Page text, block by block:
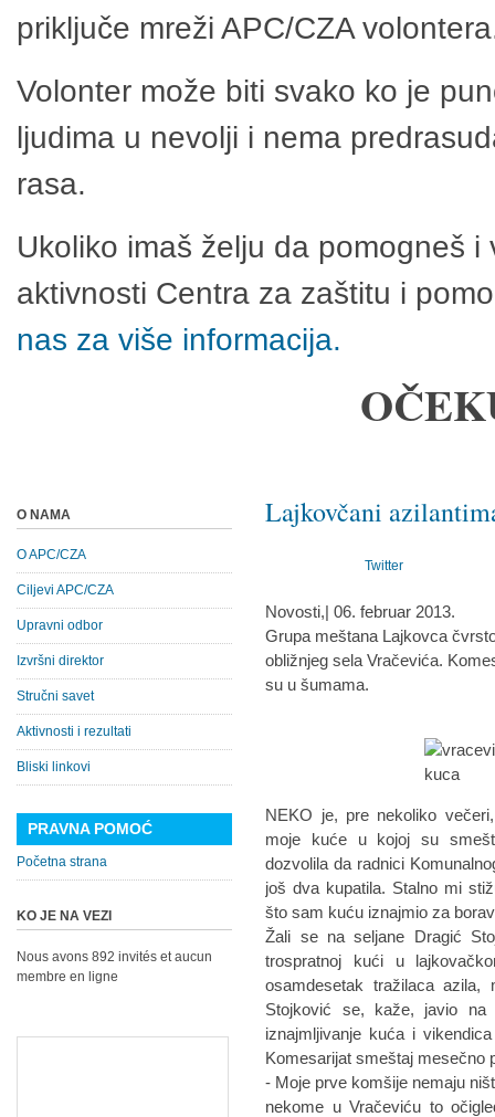
priključe mreži APC/CZA
Volonter može biti svako ko je
ljudima u nevolji i nema
rasa.
Ukoliko imaš želju da pomogneš
aktivnosti Centra za zaštitu i
nas za više informacija.
Lajkovčani
Twitter
Novosti,| 06. februar 2013.
Grupa meštana Lajkovca
obližnjeg sela Vračevića.
su u šumama.
NEKO je, pre nekoliko
moje kuće u kojoj su
dozvolila da radnici
još dva kupatila. Stalno mi
što sam kuću iznajmio za
Žali se na seljane Dragić
trospratnoj kući u
osamdesetak tražilaca azila,
Stojković se, kaže, javio na
iznajmljivanje kuća i
Komesarijat smeštaj mesečno
- Moje prve komšije nemaju
nekome u Vračeviću to
O NAMA
O APC/CZA
Ciljevi APC/CZA
Upravni odbor
Izvršni direktor
Stručni savet
Aktivnosti i rezultati
Bliski linkovi
PRAVNA POMOĆ
Početna strana
KO JE NA VEZI
Nous avons 892 invités et aucun
membre en ligne